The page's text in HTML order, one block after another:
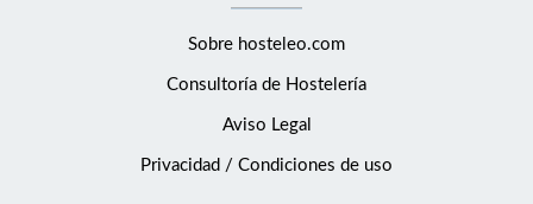
Sobre hosteleo.com
Consultoría de Hostelería
Aviso Legal
Privacidad / Condiciones de uso